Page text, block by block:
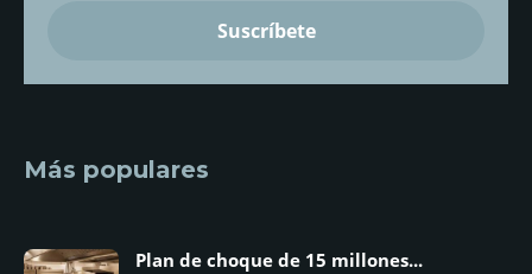
Más populares
Plan de choque de 15 millones...